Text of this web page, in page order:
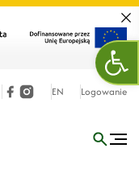
EN Logowanie